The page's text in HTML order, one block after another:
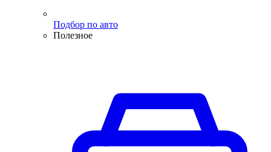
Подбор по авто
Полезное